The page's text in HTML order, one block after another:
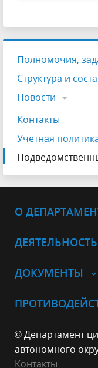
Полномочия,
Структура и
Новости
Контакты
Учетная
О
ДЕЯТЕЛЬНОСТЬ
ДОКУМЕНТЫ
© Департамент
автономного
Контакты